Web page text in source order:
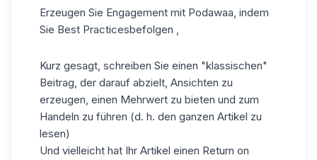
Erzeugen Sie Engagement mit Podawaa, indem
Sie Best Practicesbefolgen
Kurz gesagt, schreiben Sie einen "klassischen"
Beitrag, der darauf abzielt, Ansichten zu
erzeugen, einen Mehrwert zu bieten und zum
Handeln zu führen (d. h. den ganzen Artikel zu
lesen)
Und vielleicht hat Ihr Artikel einen Return on